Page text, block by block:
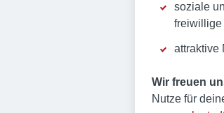
soziale
freiwillige
attraktive
Wir freuen
Nutze für